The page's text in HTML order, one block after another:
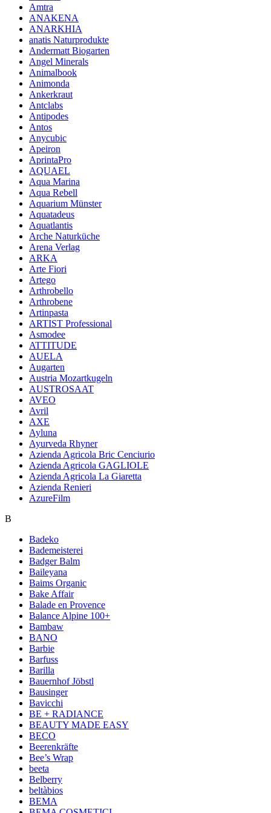
Amtra
ANAKENA
ANARKHIA
anatis Naturprodukte
Andermatt Biogarten
Angel Minerals
Animalbook
Animonda
Ankerkraut
Antclabs
Antipodes
Antos
Anycubic
Apeiron
AprintaPro
AQUAEL
Aqua Marina
Aqua Rebell
Aquarium Münster
Aquatadeus
Aquatlantis
Arche Naturküche
Arena Verlag
ARKA
Arte Fiori
Artego
Arthrobello
Arthrobene
Artinpasta
ARTIST Professional
Asmodee
ATTITUDE
AUELA
Augarten
Austria Mozartkugeln
AUSTROSAAT
AVEO
Avril
AXE
Ayluna
Ayurveda Rhyner
Azienda Agricola Bric Cenciurio
Azienda Agricola GAGLIOLE
Azienda Agricola La Giaretta
Azienda Renieri
AzureFilm
B
Badeko
Bademeisterei
Badger Balm
Baileyana
Baims Organic
Bake Affair
Balade en Provence
Balance Alpine 100+
Bambaw
BANO
Barbie
Barfuss
Barilla
Bauernhof Jöbstl
Bausinger
Bavicchi
BE + RADIANCE
BEAUTY MADE EASY
BECO
Beerenkräfte
Bee’s Wrap
beeta
Belberry
beltàbios
BEMA